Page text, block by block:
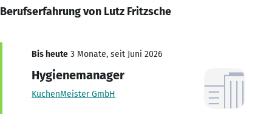
Berufserfahrung von Lutz Fritzsche
Bis heute 3 Monate, seit Juni 2026
Hygienemanager
KuchenMeister GmbH